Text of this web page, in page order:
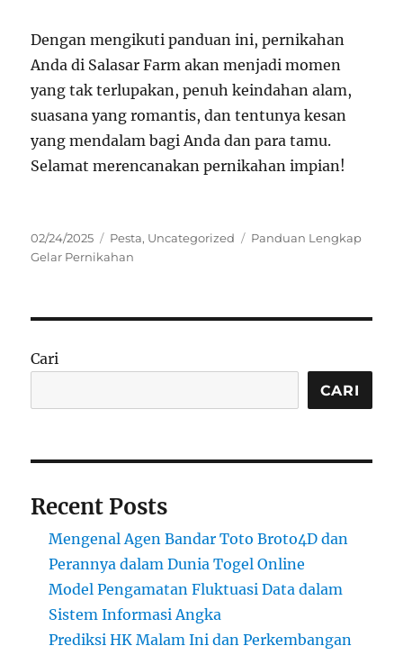
Dengan mengikuti panduan ini, pernikahan
Anda di Salasar Farm akan menjadi momen
yang tak terlupakan, penuh keindahan alam,
suasana yang romantis, dan tentunya kesan
yang mendalam bagi Anda dan para tamu.
Selamat merencanakan pernikahan impian!
Posted
on
02/24/2025 Categories
Pesta, Uncategorized Tags
Panduan Lengkap
Gelar Pernikahan
Cari
CARI
Recent Posts
Mengenal Agen Bandar Toto Broto4D dan
Perannya dalam Dunia Togel Online
Model Pengamatan Fluktuasi Data dalam
Sistem Informasi Angka
Prediksi HK Malam Ini dan Perkembangan